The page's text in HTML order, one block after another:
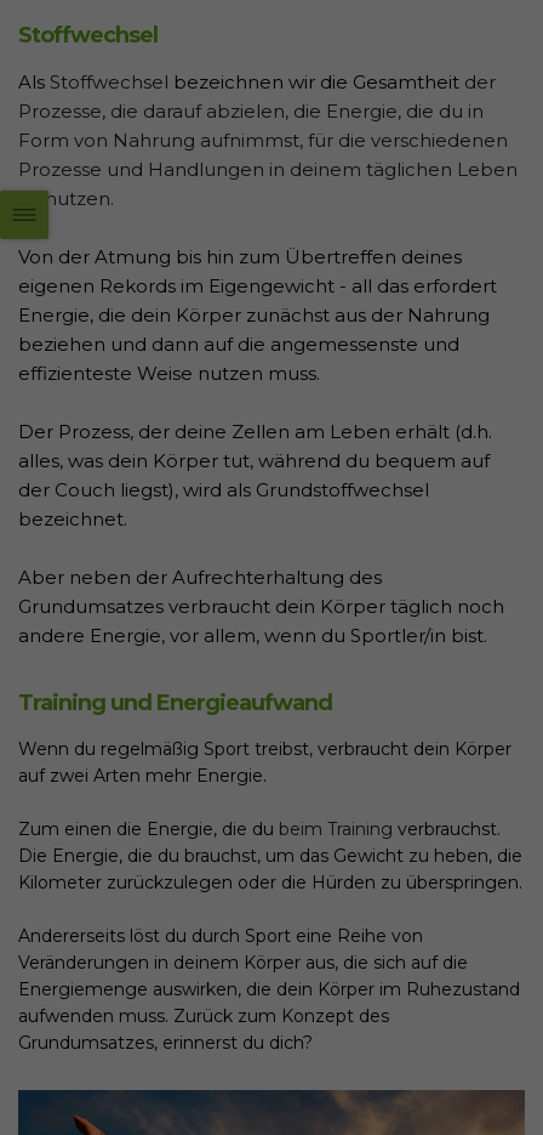
Stoffwechsel
Als Stoffwechsel bezeichnen wir die Gesamtheit der
Prozesse, die darauf abzielen, die Energie, die du in
Form von Nahrung aufnimmst, für die verschiedenen
Prozesse und Handlungen in deinem täglichen Leben
zu nutzen.
Von der Atmung bis hin zum Übertreffen deines
eigenen Rekords im Eigengewicht - all das erfordert
Energie, die dein Körper zunächst aus der Nahrung
beziehen und dann auf die angemessenste und
effizienteste Weise nutzen muss.
Der Prozess, der deine Zellen am Leben erhält (d.h.
alles, was dein Körper tut, während du bequem auf
der Couch liegst), wird als Grundstoffwechsel
bezeichnet.
Aber neben der Aufrechterhaltung des
Grundumsatzes verbraucht dein Körper täglich noch
andere Energie, vor allem, wenn du Sportler/in bist.
Training und Energieaufwand
Wenn du regelmäßig Sport treibst, verbraucht dein Körper
auf zwei Arten mehr Energie.
Zum einen die Energie, die du beim Training verbrauchst.
Die Energie, die du brauchst, um das Gewicht zu heben, die
Kilometer zurückzulegen oder die Hürden zu überspringen.
Andererseits löst du durch Sport eine Reihe von
Veränderungen in deinem Körper aus, die sich auf die
Energiemenge auswirken, die dein Körper im Ruhezustand
aufwenden muss. Zurück zum Konzept des
Grundumsatzes, erinnerst du dich?